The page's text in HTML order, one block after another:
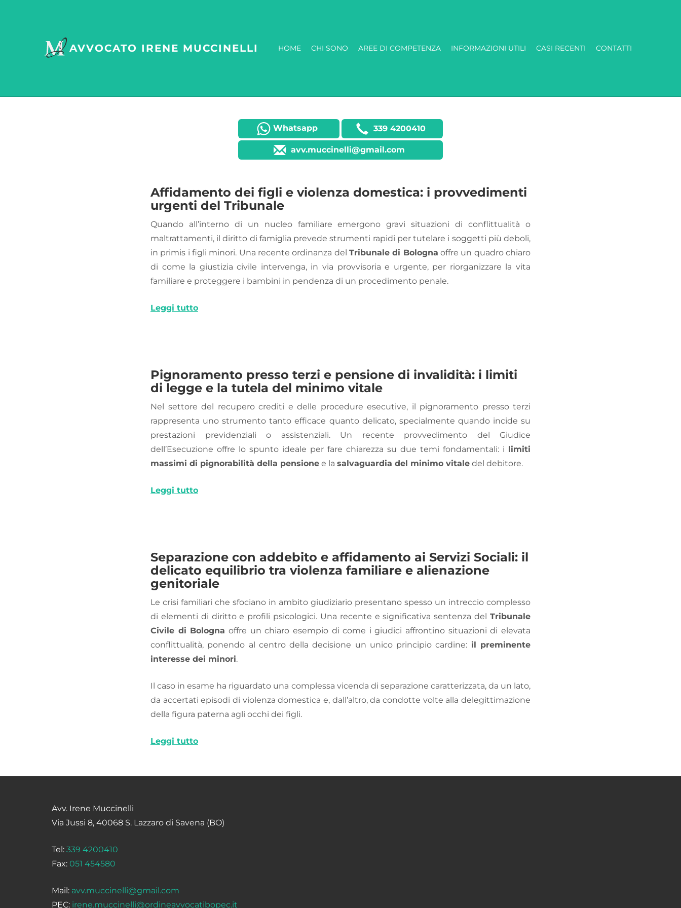
AVVOCATO IRENE MUCCINELLI HOME CHI SONO AREE DI COMPETENZA INFORMAZIONI UTILI CASI RECENTI CONTATTI
Whatsapp 339 4200410
avv.muccinelli@gmail.com
Affidamento dei figli e violenza domestica: i provvedimenti
urgenti del Tribunale
Quando all’interno di un nucleo familiare emergono gravi situazioni di conflittualità o
maltrattamenti, il diritto di famiglia prevede strumenti rapidi per tutelare i soggetti più deboli,
in primis i figli minori. Una recente ordinanza del Tribunale di Bologna offre un quadro chiaro
di come la giustizia civile intervenga, in via provvisoria e urgente, per riorganizzare la vita
familiare e proteggere i bambini in pendenza di un procedimento penale.
Leggi tutto
Pignoramento presso terzi e pensione di invalidità: i limiti
di legge e la tutela del minimo vitale
Nel settore del recupero crediti e delle procedure esecutive, il pignoramento presso terzi
rappresenta uno strumento tanto efficace quanto delicato, specialmente quando incide su
prestazioni previdenziali o assistenziali. Un recente provvedimento del Giudice
dell’Esecuzione offre lo spunto ideale per fare chiarezza su due temi fondamentali: i limiti
massimi di pignorabilità della pensione e la salvaguardia del minimo vitale del debitore.
Leggi tutto
Separazione con addebito e affidamento ai Servizi Sociali: il
delicato equilibrio tra violenza familiare e alienazione
genitoriale
Le crisi familiari che sfociano in ambito giudiziario presentano spesso un intreccio complesso
di elementi di diritto e profili psicologici. Una recente e significativa sentenza del Tribunale
Civile di Bologna offre un chiaro esempio di come i giudici affrontino situazioni di elevata
conflittualità, ponendo al centro della decisione un unico principio cardine: il preminente
interesse dei minori.
Il caso in esame ha riguardato una complessa vicenda di separazione caratterizzata, da un lato,
da accertati episodi di violenza domestica e, dall’altro, da condotte volte alla delegittimazione
della figura paterna agli occhi dei figli.
Leggi tutto
Avv. Irene Muccinelli
Via Jussi 8, 40068 S. Lazzaro di Savena (BO)
Tel: 339 4200410
Fax: 051 454580
Mail: avv.muccinelli@gmail.com
PEC: irene.muccinelli@ordineavvocatibopec.it